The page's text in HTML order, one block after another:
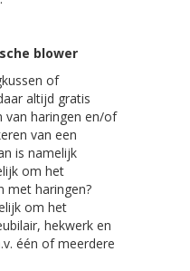
blower
of
altijd gratis
van haringen en/of
van een
is namelijk
om het
met haringen?
om het
hekwerk en
één of meerdere